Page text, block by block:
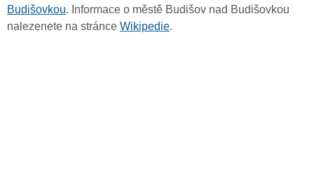
Budišovkou. Informace o městě Budišov nad Budišovkou
nalezenete na stránce Wikipedie.